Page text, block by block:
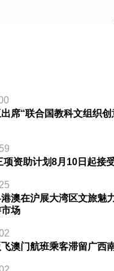
席“联合国教科文组织创
项资助计划8月10日起接
港澳在沪展大湾区文旅魅
场
澳门航班乘客滞留广西